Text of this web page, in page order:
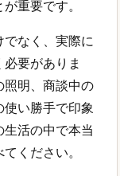
ジしやすくする